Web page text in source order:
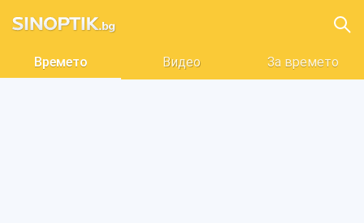
Времето Видео За времето